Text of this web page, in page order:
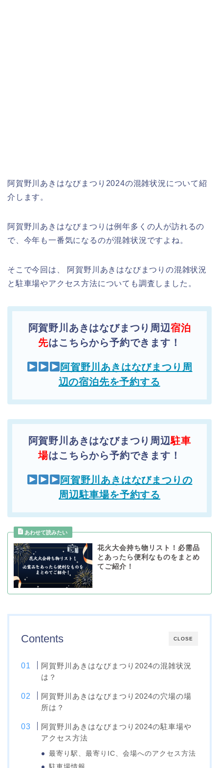
阿賀野川あきはなびまつり2024の混雑状況について紹
介します。
阿賀野川あきはなびまつりは例年多くの人が訪れるの
で、今年も一番気になるのが混雑状況ですよね。
そこで今回は、 阿賀野川あきはなびまつりの混雑状況
と駐車場やアクセス方法についても調査しました。
阿賀野川あきはなびまつり周辺宿泊
先はこちらから予約できます！
阿賀野川あきはなびまつり周
辺の宿泊先を予約する
阿賀野川あきはなびまつり周辺駐車
場はこちらから予約できます！
阿賀野川あきはなびまつりの
周辺駐車場を予約する
花火大会持ち物リスト！必需品
とあったら便利なものをまとめ
てご紹介！
CLOSE
Contents
阿賀野川あきはなびまつり2024の混雑状況
は？
阿賀野川あきはなびまつり2024の穴場の場
所は？
阿賀野川あきはなびまつり2024の駐車場や
アクセス方法
最寄り駅、最寄りIC、会場へのアクセス方法